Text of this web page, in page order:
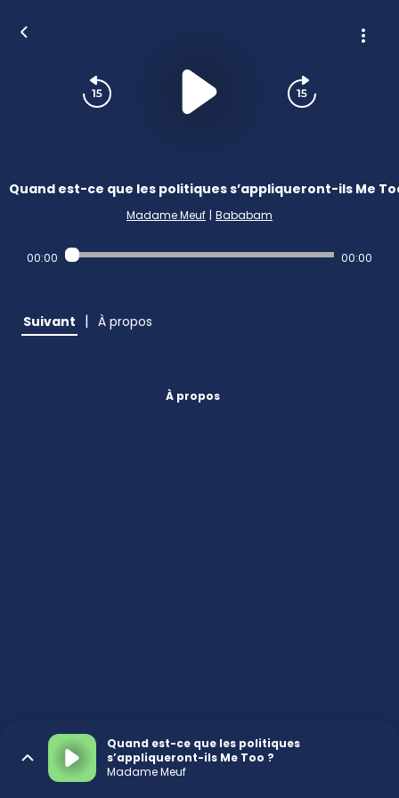
Quand est-ce que les politiques s’appliqueront-ils Me
Madame Meuf | Bababam
00:00 00:00
Suivant | À propos
À propos
Quand est-ce que les politiques
s’appliqueront-ils Me Too ?
Madame Meuf